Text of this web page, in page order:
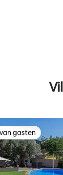
van 4,98 op 5,
gasten
gasten